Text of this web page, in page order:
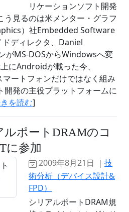
リケーションソフト開発
う見るのは米メンター・グラフ
）社Embedded Software
ディレクタ、Daniel
がMS-DOSからWindowsへ変
にAndroidが載った今、
ートフォンだけではなく組み
開発の主役プラットフォームに
を読む]
ポートDRAMのコ
に参加
2009年8月21日 ｜ 技
術分析（デバイス設計&
FPD）
シリアルポートDRAM規